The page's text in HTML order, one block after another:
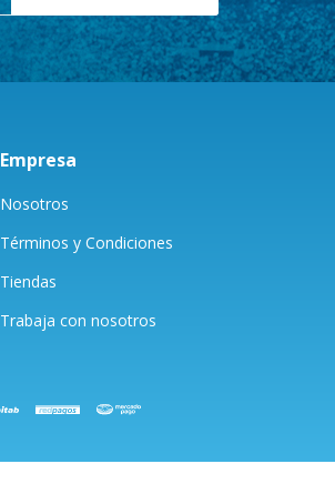
Empresa
Nosotros
Términos y Condiciones
Tiendas
Trabaja con nosotros